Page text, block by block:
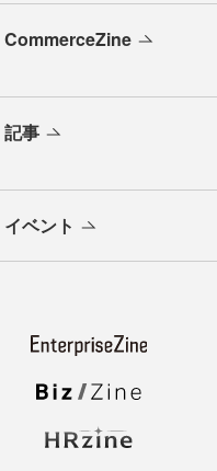
CommerceZine
記事
イベント